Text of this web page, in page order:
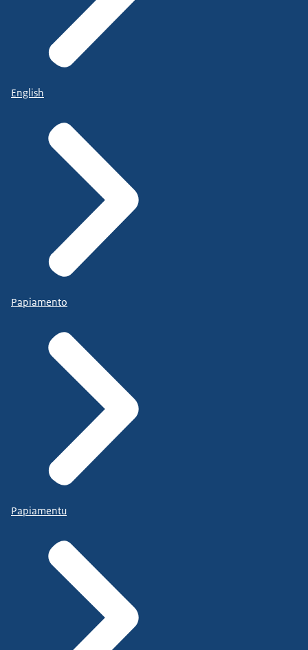
English
Papiamento
Papiamentu